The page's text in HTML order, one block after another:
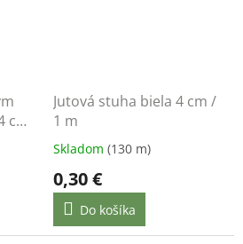
cm
Jutová stuha biela 4 cm /
1 m
Skladom (130 m)
0,30 €
Do košíka